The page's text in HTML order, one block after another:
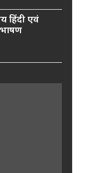
हिंदी एवं